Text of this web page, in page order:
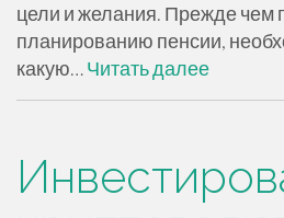
цели и желания. Прежде чем
планированию пенсии,
какую…Читать далее